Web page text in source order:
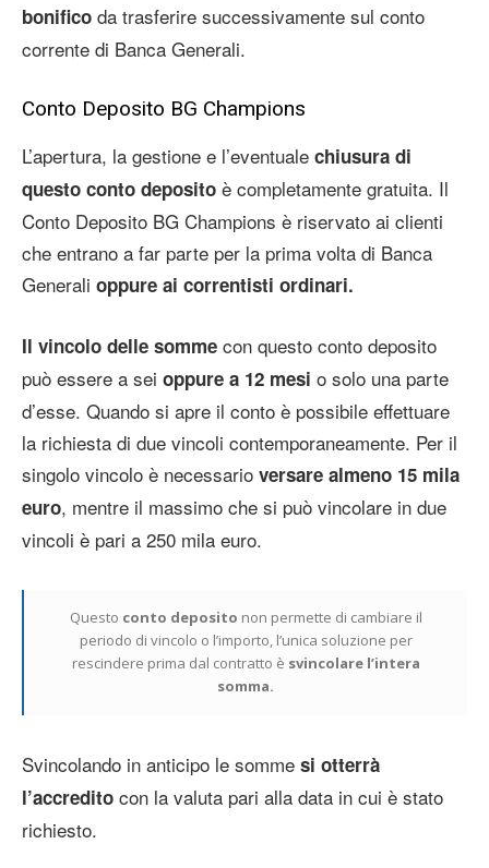
bonifico da trasferire successivamente sul conto
corrente di Banca Generali.
Conto Deposito BG Champions
L’apertura, la gestione e l’eventuale chiusura di
questo conto deposito è completamente gratuita. Il
Conto Deposito BG Champions è riservato ai clienti
che entrano a far parte per la prima volta di Banca
Generali oppure ai correntisti ordinari.
Il vincolo delle somme con questo conto deposito
può essere a sei oppure a 12 mesi o solo una parte
d’esse. Quando si apre il conto è possibile effettuare
la richiesta di due vincoli contemporaneamente. Per il
singolo vincolo è necessario versare almeno 15 mila
euro, mentre il massimo che si può vincolare in due
vincoli è pari a 250 mila euro.
Questo conto deposito non permette di cambiare il
periodo di vincolo o l’importo, l’unica soluzione per
rescindere prima dal contratto è svincolare l’intera
somma.
Svincolando in anticipo le somme si otterrà
l’accredito con la valuta pari alla data in cui è stato
richiesto.